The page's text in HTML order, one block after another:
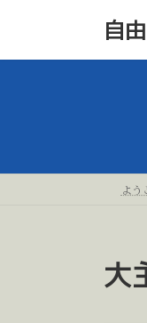
自
よう
大